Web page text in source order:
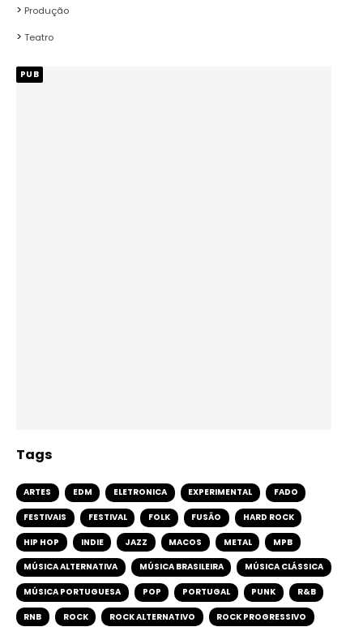
Produção
Teatro
PUB
Tags
ARTES EDM ELETRONICA EXPERIMENTAL FADO
FESTIVAIS FESTIVAL FOLK FUSÃO HARD ROCK
HIP HOP INDIE JAZZ MACOS METAL MPB
MÚSICA ALTERNATIVA MÚSICA BRASILEIRA MÚSICA CLÁSSICA
MÚSICA PORTUGUESA POP PORTUGAL PUNK R&B
RNB ROCK ROCK ALTERNATIVO ROCK PROGRESSIVO